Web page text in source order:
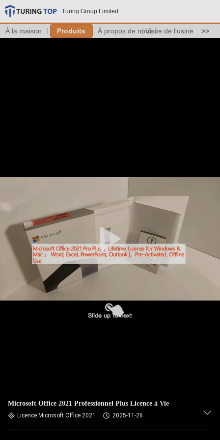
Turing Group Limited
À la maison Produits À propos de nousVisite de l'usine >>
Microsoft Office 2021 Professionnel Plus Licence à Vie
Licence Microsoft Office 2021 2025-11-26